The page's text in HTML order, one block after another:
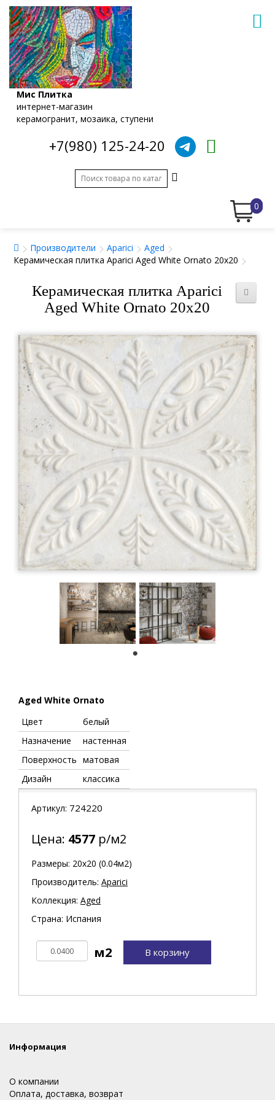
Мис Плитка
интернет-магазин
керамогранит, мозаика, ступени
+7(980) 125-24-20
0
Производители Aparici
Aged
Керамическая плитка Aparici Aged White Ornato 20x20
Керамическая плитка Aparici
Aged White Ornato 20x20
Aged White Ornato
Цвет
белый
Назначение
настенная
Поверхность матовая
Дизайн
классика
Артикул: 724220
Цена: 4577 р/м2
Размеры: 20х20 (0.04м2)
Производитель: Aparici
Коллекция: Aged
Страна: Испания
В корзину
Информация
О компании
Оплата, доставка, возврат